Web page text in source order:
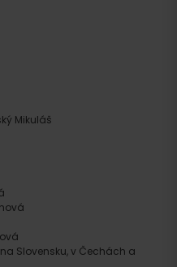
Mikuláš
Slovensku, v Čechách a